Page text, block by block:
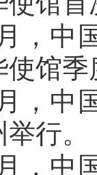
，中
馆
，中
行。
，中